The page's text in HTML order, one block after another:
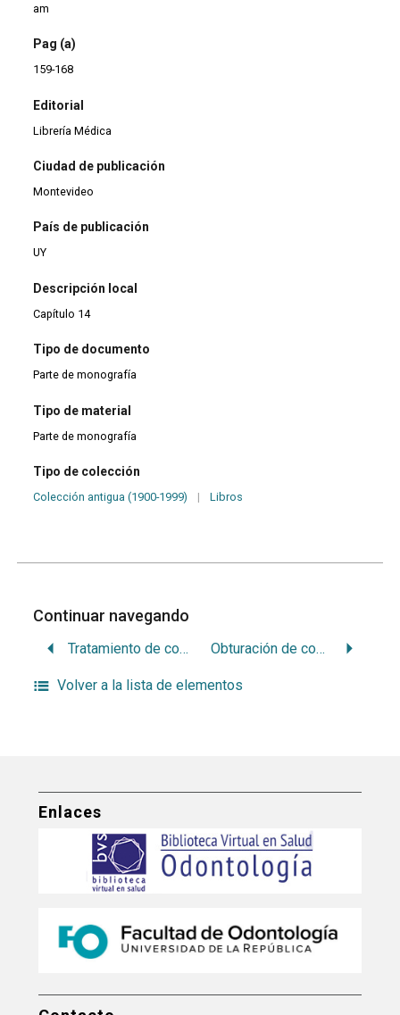
am
Pag (a)
159-168
Editorial
Librería Médica
Ciudad de publicación
Montevideo
País de publicación
UY
Descripción local
Capítulo 14
Tipo de documento
Parte de monografía
Tipo de material
Parte de monografía
Tipo de colección
Colección antigua (1900-1999) | Libros
Continuar navegando
Tratamiento de conductos infectados Obturación de conductos. Parte I: materiales
Volver a la lista de elementos
Enlaces